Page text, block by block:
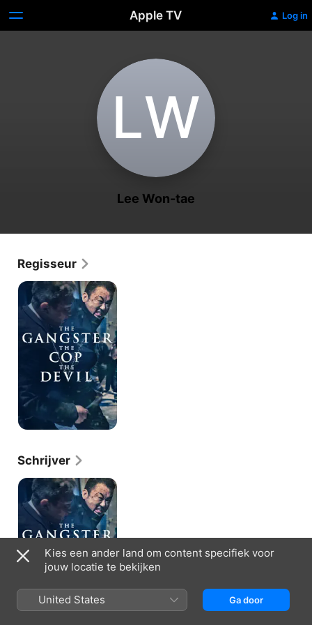
Apple TV Log in
L‌W
Lee Won-tae
Regisseur
The
Gangster,
the
Cop,
the
Devil
Schrijver
The
Gangster,
the
Cop,
the
Devil
Kies een ander land om content specifiek voor
jouw locatie te bekijken
United States Ga door